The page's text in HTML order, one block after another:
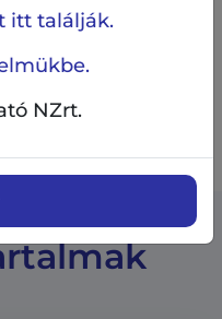
munkálatait
itt találják.
NZrt.